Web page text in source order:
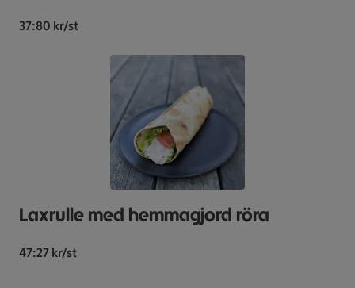
37:80 kr/st
Laxrulle med hemmagjord röra
47:27 kr/st